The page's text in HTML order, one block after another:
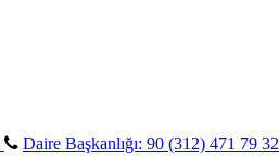
Daire Başkanlığı: 90 (312) 471 79 32